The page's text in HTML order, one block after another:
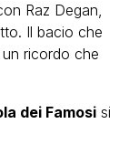
Raz Degan,
Il bacio che
ricordo che
dei Famosi si